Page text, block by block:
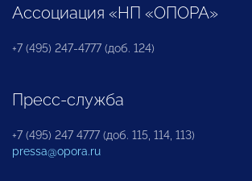
Ассоциация «НП «ОПОРА»
+7 (495) 247-4777 (доб. 124)
Пресс-служба
+7 (495) 247 4777 (доб. 115, 114, 113)
pressa@opora.ru